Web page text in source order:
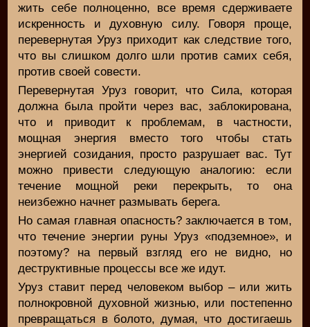
жить себе полноценно, все время сдерживаете
искренность и духовную силу. Говоря проще,
перевернутая Уруз приходит как следствие того,
что вы слишком долго шли против самих себя,
против своей совести.
Перевернутая Уруз говорит, что Сила, которая
должна была пройти через вас, заблокирована,
что и приводит к проблемам, в частности,
мощная энергия вместо того чтобы стать
энергией созидания, просто разрушает вас. Тут
можно привести следующую аналогию: если
течение мощной реки перекрыть, то она
неизбежно начнет размывать берега.
Но самая главная опасность? заключается в том,
что течение энергии руны Уруз «подземное», и
поэтому? на первый взгляд его не видно, но
деструктивные процессы все же идут.
Уруз ставит перед человеком выбор – или жить
полнокровной духовной жизнью, или постепенно
превращаться в болото, думая, что достигаешь